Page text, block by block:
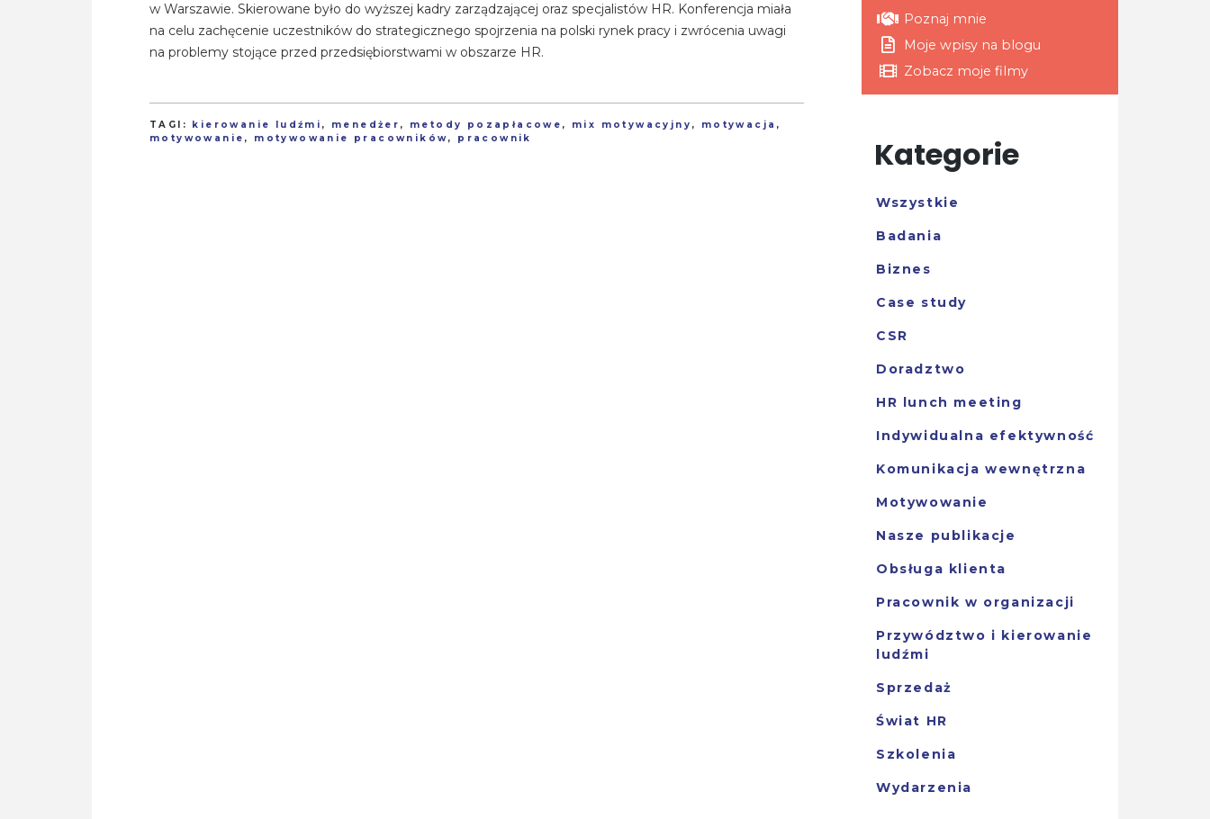
w Warszawie. Skierowane było do wyższej kadry zarządzającej oraz specjalistów HR. Konferencja miała
na celu zachęcenie uczestników do strategicznego spojrzenia na polski rynek pracy i zwrócenia uwagi
na problemy stojące przed przedsiębiorstwami w obszarze HR.
TAGI: kierowanie ludźmi , menedżer , metody pozapłacowe , mix motywacyjny , motywacja ,
motywowanie , motywowanie pracowników, pracownik
Poznaj mnie
Moje wpisy na blogu
Zobacz moje filmy
Kategorie
Wszystkie
Badania
Biznes
Case study
CSR
Doradztwo
HR lunch meeting
Indywidualna efektywność
Komunikacja wewnętrzna
Motywowanie
Nasze publikacje
Obsługa klienta
Pracownik w organizacji
Przywództwo i kierowanie
ludźmi
Sprzedaż
Świat HR
Szkolenia
Wydarzenia